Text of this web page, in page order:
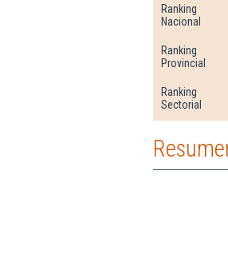
Ranking
Nacional
Ranking
Provincial
Ranking
Sectorial